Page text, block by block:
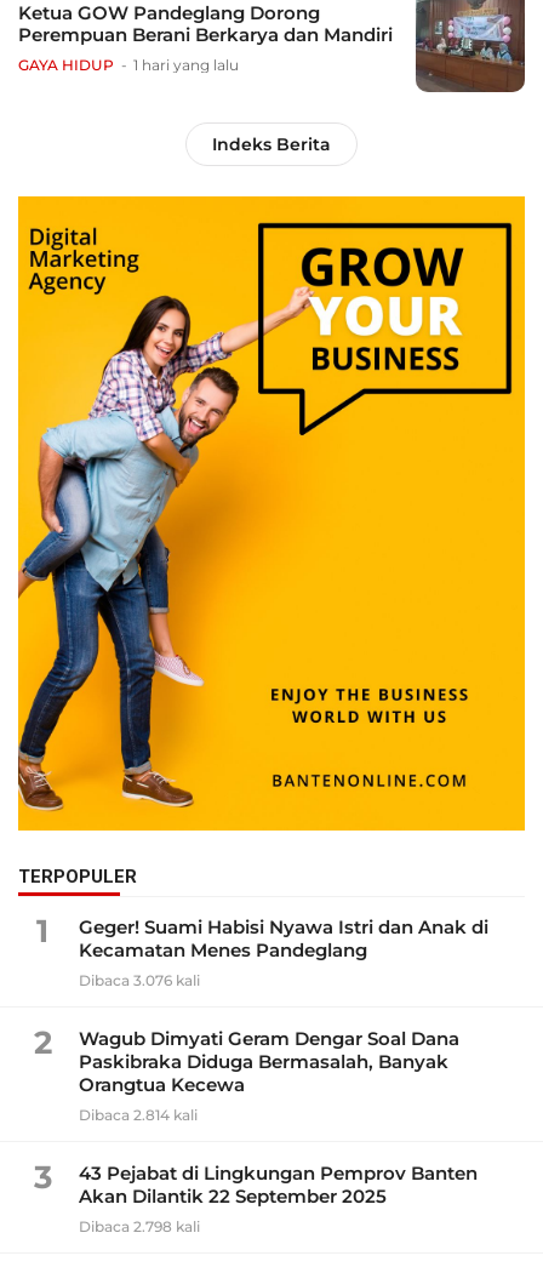
Ketua GOW Pandeglang Dorong
Perempuan Berani Berkarya dan Mandiri
GAYA HIDUP 1 hari yang lalu
Indeks Berita
TERPOPULER
1
Geger! Suami Habisi Nyawa Istri dan Anak di
Kecamatan Menes Pandeglang
Dibaca 3.076 kali
2
Wagub Dimyati Geram Dengar Soal Dana
Paskibraka Diduga Bermasalah, Banyak
Orangtua Kecewa
Dibaca 2.814 kali
3
43 Pejabat di Lingkungan Pemprov Banten
Akan Dilantik 22 September 2025
Dibaca 2.798 kali